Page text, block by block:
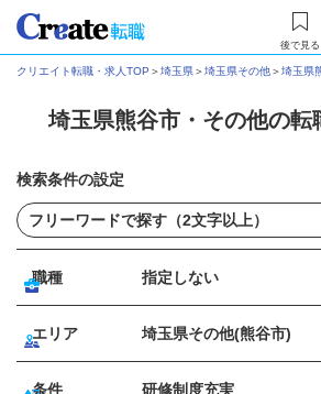
後で見る
クリエイト転職・求人TOP ＞埼玉県＞埼玉県その他＞埼玉県
埼玉県熊谷市・その他の転
検索条件の設定
職種 指定しない
エリア 埼玉県その他(熊谷市)
条件 研修制度充実